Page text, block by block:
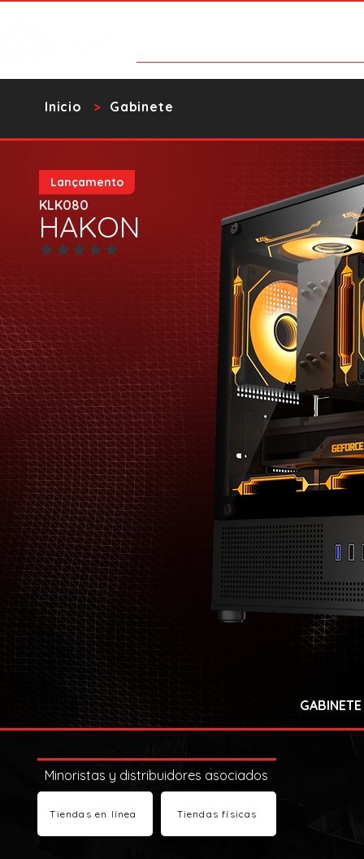
>
​Inicio Gabinete
HAKON
Aún no hay calificaciones
KLK080
Lançamento
Minoristas y distribuidores asociados
Tiendas en línea Tiendas físicas